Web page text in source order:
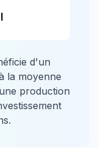
d'un
la moyenne
production